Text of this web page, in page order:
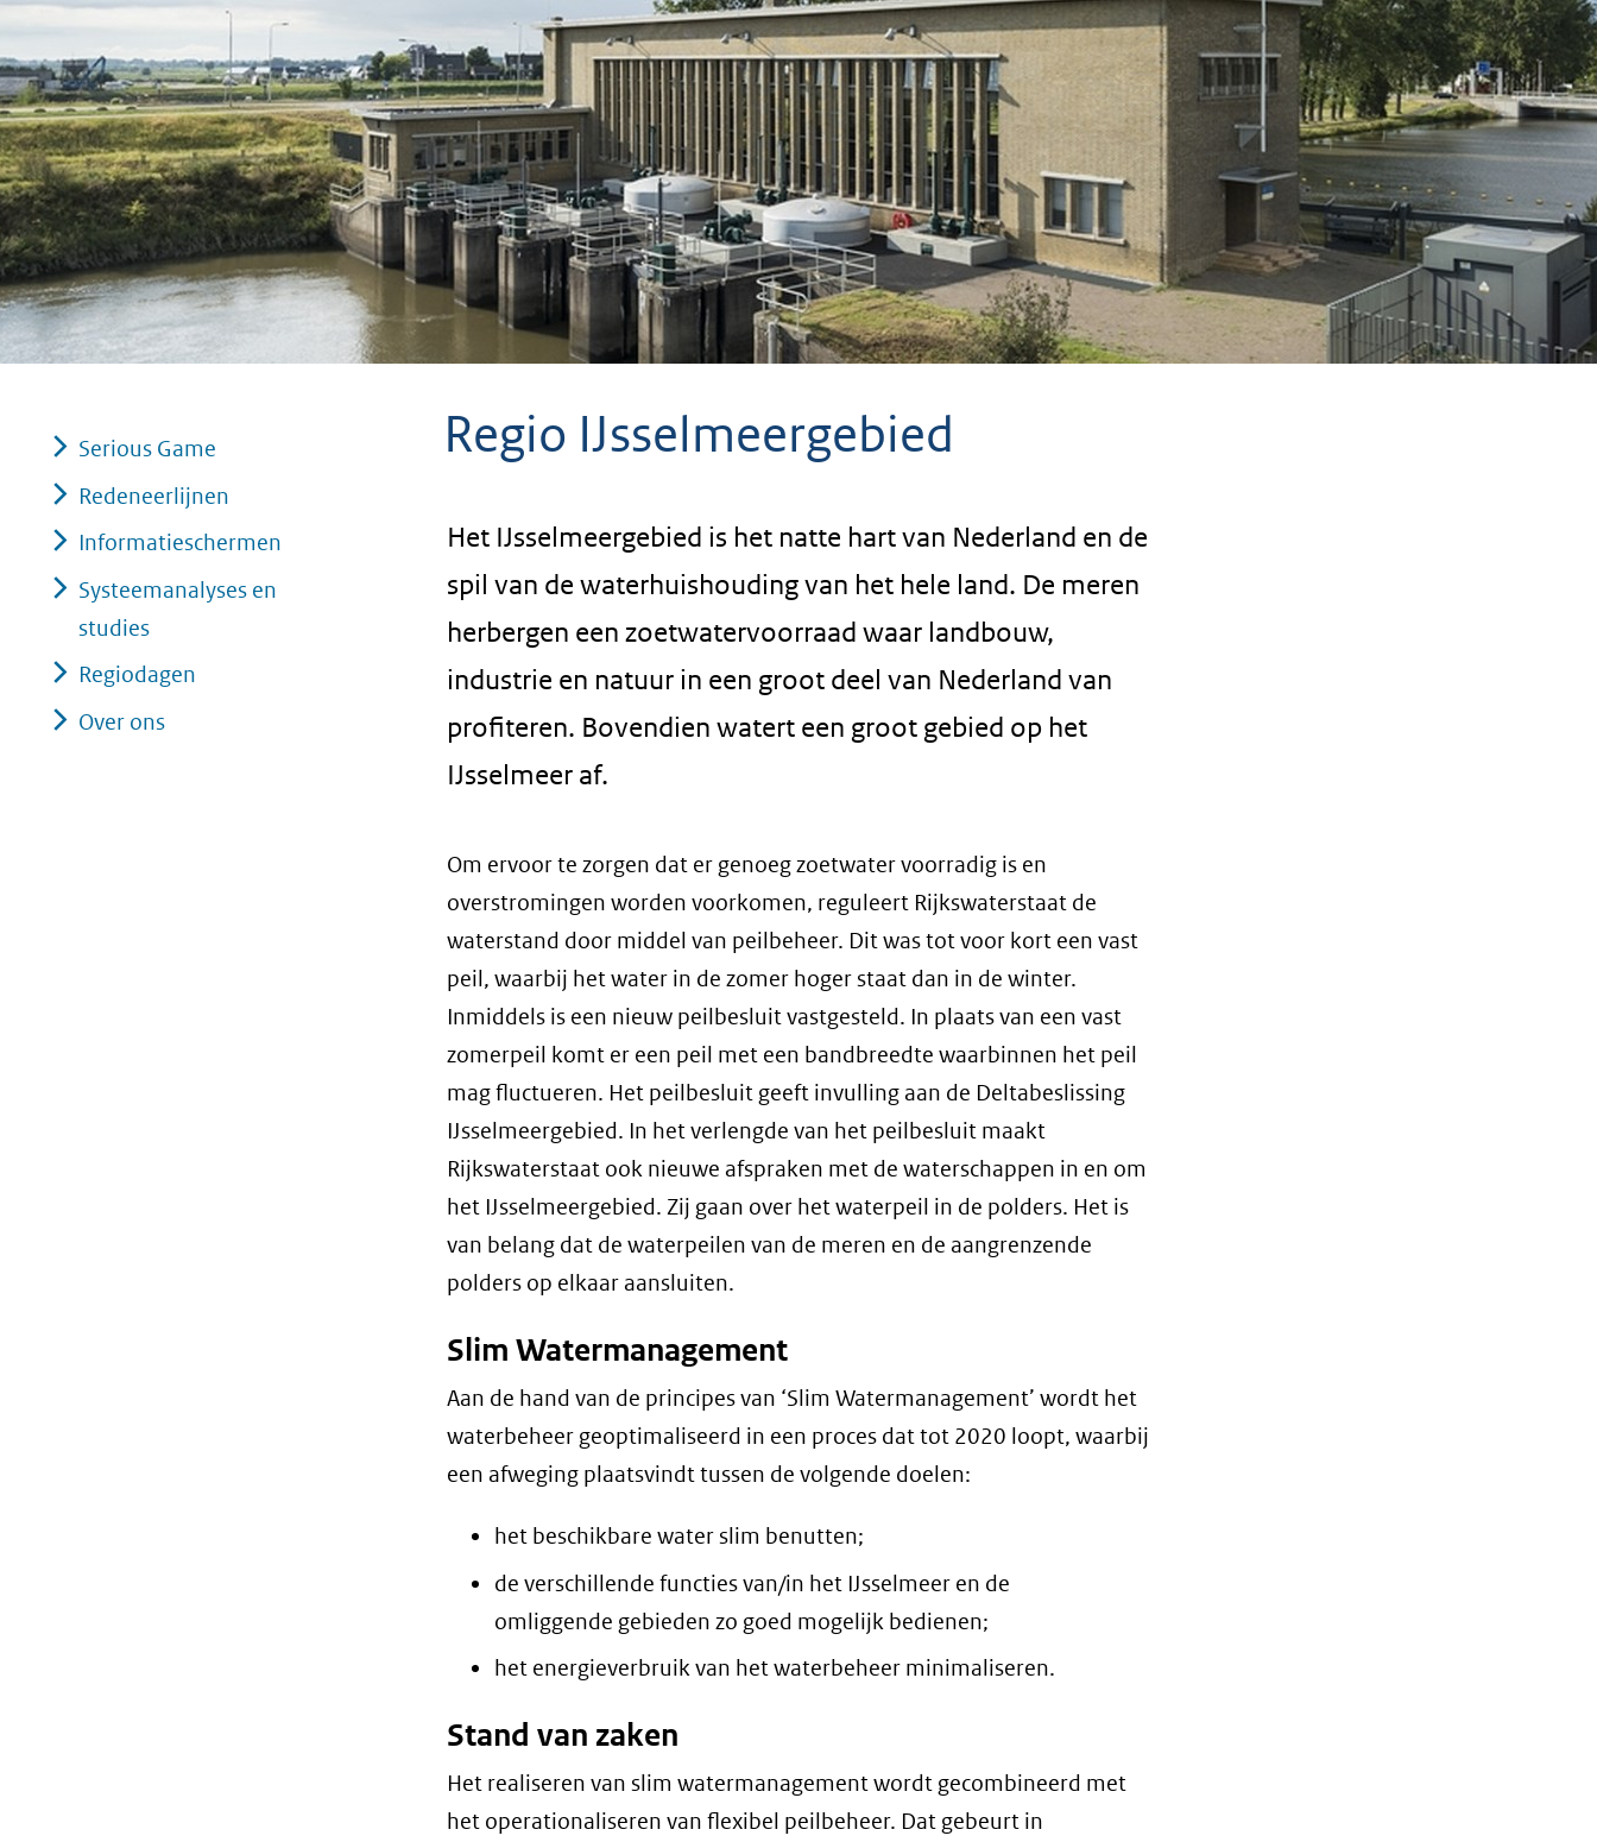
geweigerd.
Regio IJsselmeergebied
Het IJsselmeergebied is het natte hart van Nederland en de
spil van de waterhuishouding van het hele land. De meren
herbergen een zoetwatervoorraad waar landbouw,
industrie en natuur in een groot deel van Nederland van
profiteren. Bovendien watert een groot gebied op het
IJsselmeer af.
Om ervoor te zorgen dat er genoeg zoetwater voorradig is en
overstromingen worden voorkomen, reguleert Rijkswaterstaat de
waterstand door middel van peilbeheer. Dit was tot voor kort een vast
peil, waarbij het water in de zomer hoger staat dan in de winter.
Inmiddels is een nieuw peilbesluit vastgesteld. In plaats van een vast
zomerpeil komt er een peil met een bandbreedte waarbinnen het peil
mag fluctueren. Het peilbesluit geeft invulling aan de Deltabeslissing
IJsselmeergebied. In het verlengde van het peilbesluit maakt
Rijkswaterstaat ook nieuwe afspraken met de waterschappen in en om
het IJsselmeergebied. Zij gaan over het waterpeil in de polders. Het is
van belang dat de waterpeilen van de meren en de aangrenzende
polders op elkaar aansluiten.
Slim Watermanagement
Aan de hand van de principes van ‘Slim Watermanagement’ wordt het
waterbeheer geoptimaliseerd in een proces dat tot 2020 loopt, waarbij
een afweging plaatsvindt tussen de volgende doelen:
het beschikbare water slim benutten;
de verschillende functies van/in het IJsselmeer en de
omliggende gebieden zo goed mogelijk bedienen;
het energieverbruik van het waterbeheer minimaliseren.
Stand van zaken
Het realiseren van slim watermanagement wordt gecombineerd met
het operationaliseren van flexibel peilbeheer. Dat gebeurt in
Serious Game
Redeneerlijnen
Informatieschermen
Systeemanalyses en
studies
Regiodagen
Over ons